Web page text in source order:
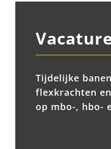
Tijdelijke
flexkrachten
op mbo-, hbo-